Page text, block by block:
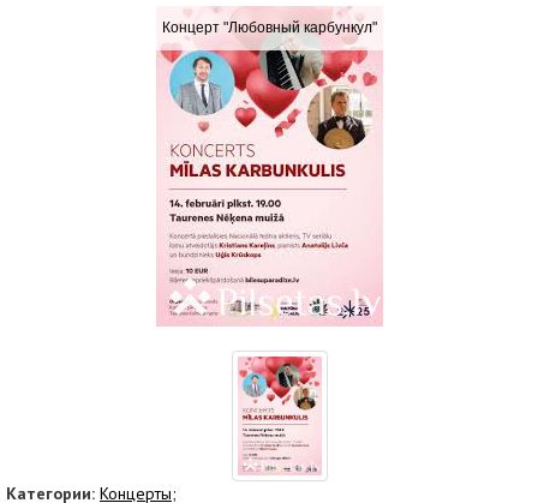
Концерт "Любовный карбункул"
Категории: Концерты;